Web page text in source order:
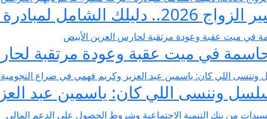
«فرحة مصر» لدعم تجهيز العرائس
في ميت عقبة وعودة مرتقبة
وننسى اللي كان: ياسمين عبد